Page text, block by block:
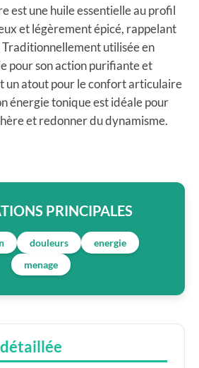
est une huile essentielle au profil
et légèrement épicé, rappelant
utilisée en
pour son action purifiante et
un atout pour le confort articulaire
énergie tonique est idéale pour
et redonner du dynamisme.
PRINCIPALES
douleurs
energie
menage